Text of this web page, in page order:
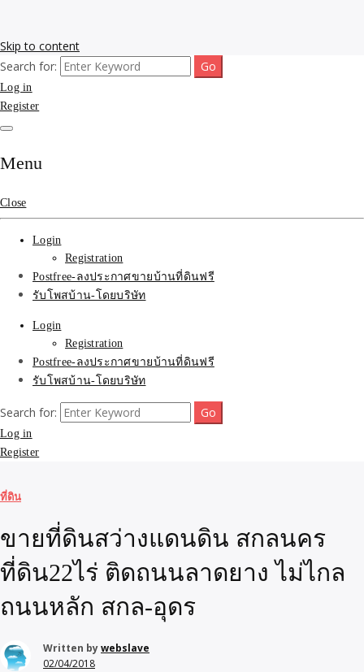
Skip to content
รับจ้างโพสขายบ้าน ติดAI
Search รับทำSEOรายเดือน
ติดหน้า1google ราคาถูก
มาก SEOขายของ บ้าน
ที่ดินฟรีประกาศ ที่เดียวใน
เมืองไทย
รับโพสต์เว็บขายบ้าน อสังหา ทำSEOรายเดือนราคาถูก เน้นติดAI โพสต์
ประกาศบ้านที่ดินฟรี SEOขายบ้าน รับจ้างโพสต์บ้านที่ดินติดหน้า1goolge
ราคาถูกที่สุด ฟรีลงประกาศอสังหา รับทำSEOขายสินค้า
Search for:
Log in
Register
Menu
Close
Login
Registration
Postfree-ลงประกาศขายบ้านที่ดินฟรี
รับโพสบ้าน-โดยบริษัท
Login
Registration
Postfree-ลงประกาศขายบ้านที่ดินฟรี
รับโพสบ้าน-โดยบริษัท
Search for:
Log in
Register
ที่ดิน
ขายที่ดินสว่างแดนดิน สกลนคร
ที่ดิน22ไร่ ติดถนนลาดยาง ไม่ไกล
ถนนหลัก สกล-อุดร
Written bywebslave
02/04/2018